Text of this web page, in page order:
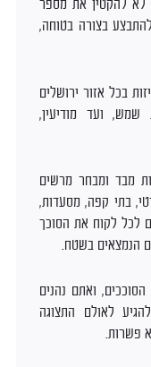
להקטין את מספר
בצורה בטוחה,
בכל אזור ירושלים
שמש, ועד מודיעין,
מבד ומבחר מרשים
בתי קפה, מסעדות,
לכל לקוח את הסוכך
הנמצאים בשטח.
ואתם נהנים
לאולם התצוגה
פשרות.